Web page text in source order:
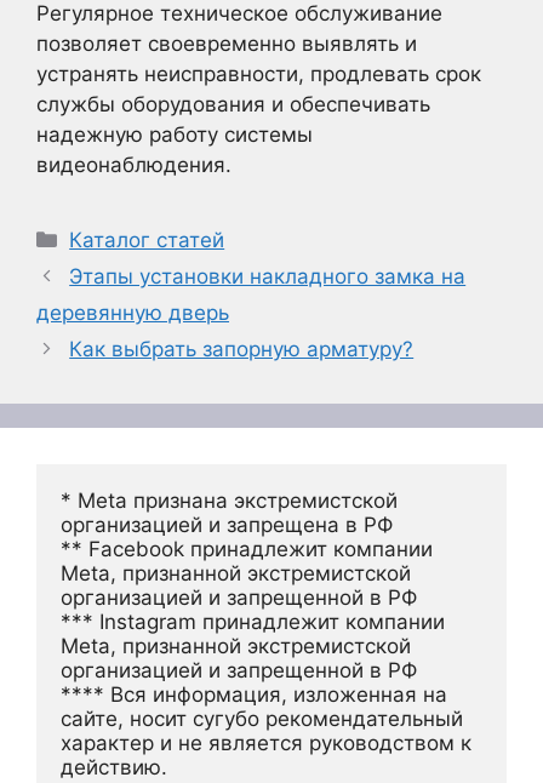
Регулярное техническое обслуживание
позволяет своевременно выявлять и
устранять неисправности, продлевать срок
службы оборудования и обеспечивать
надежную работу системы
видеонаблюдения.
Рубрики
Каталог статей
Этапы установки накладного замка на
деревянную дверь
Как выбрать запорную арматуру?
* Meta признана экстремистской
организацией и запрещена в РФ
** Facebook принадлежит компании
Meta, признанной экстремистской
организацией и запрещенной в РФ
*** Instagram принадлежит компании
Meta, признанной экстремистской
организацией и запрещенной в РФ
**** Вся информация, изложенная на
сайте, носит сугубо рекомендательный
характер и не является руководством к
действию.